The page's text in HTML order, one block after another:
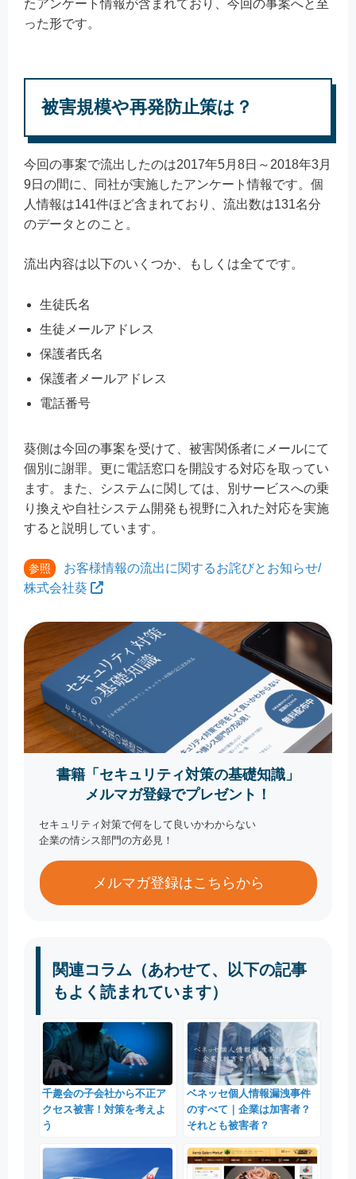
たアンケート情報が含まれており、今回の事案へと至
った形です。
被害規模や再発防止策は？
今回の事案で流出したのは2017年5月8日～2018年3月
9日の間に、同社が実施したアンケート情報です。個
人情報は141件ほど含まれており、流出数は131名分
のデータとのこと。
流出内容は以下のいくつか、もしくは全てです。
生徒氏名
生徒メールアドレス
保護者氏名
保護者メールアドレス
電話番号
葵側は今回の事案を受けて、被害関係者にメールにて
個別に謝罪。更に電話窓口を開設する対応を取ってい
ます。また、システムに関しては、別サービスへの乗
り換えや自社システム開発も視野に入れた対応を実施
すると説明しています。
参照
お客様情報の流出に関するお詫びとお知らせ/
株式会社葵
書籍「セキュリティ対策の基礎知識」
メルマガ登録でプレゼント！
セキュリティ対策で何をして良いかわからない
企業の情シス部門の方必見！
メルマガ登録はこちらから
関連コラム（あわせて、以下の記事
もよく読まれています）
千趣会の子会社から不正ア
クセス被害！対策を考えよ
う
ベネッセ個人情報漏洩事件
のすべて｜企業は加害者？
それとも被害者？